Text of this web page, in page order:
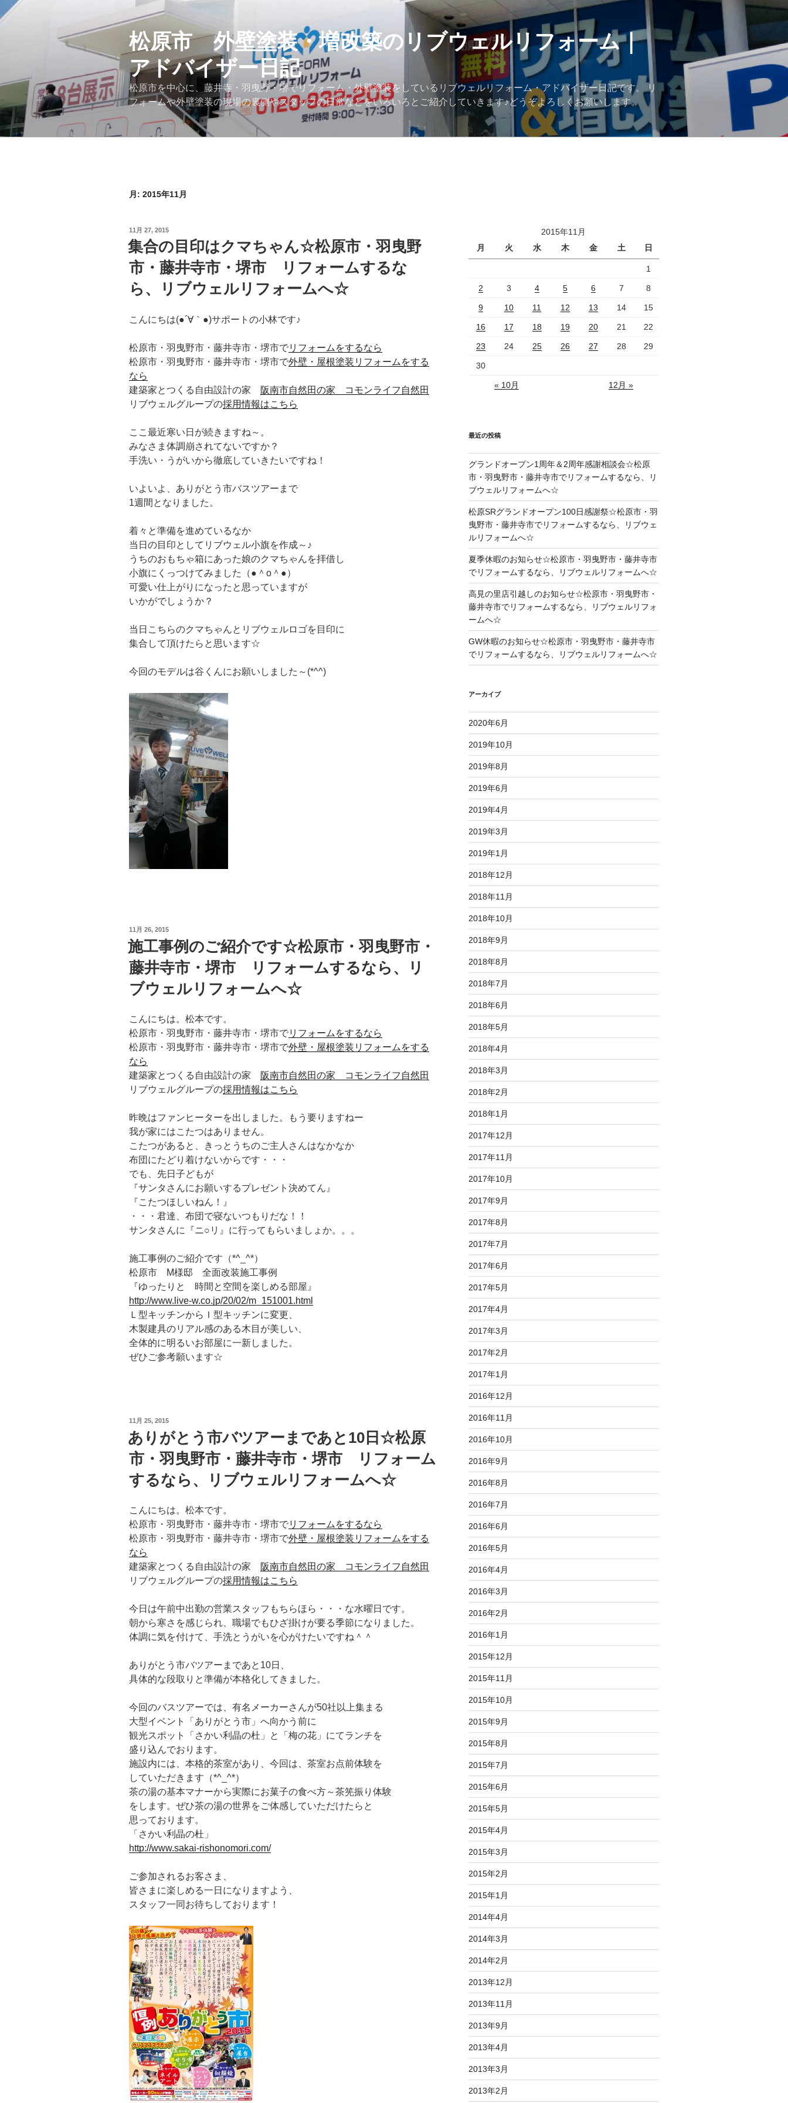
ン
キ
プ
松原市 外壁塗装・増改築のリブウェルリフォーム｜
アドバイザー日記
松原市を中心に、藤井寺・羽曳野・堺でリフォーム・外壁塗装をしているリブウェルリフォーム・アドバイザー日記です。 リ
フォームや外壁塗装の現場の裏側やスタッフの日常などをいろいろとご紹介していきます♪どうぞよろしくお願いします。
月: 2015年11月
投
稿
日:
11月 27, 2015
集合の目印はクマちゃん☆松原市・羽曳野
市・藤井寺市・堺市 リフォームするな
ら、リブウェルリフォームへ☆
こんにちは(●´∀｀●)サポートの小林です♪
松原市・羽曳野市・藤井寺市・堺市でリフォームをするなら
松原市・羽曳野市・藤井寺市・堺市で外壁・屋根塗装リフォームをする
なら
建築家とつくる自由設計の家
阪南市自然田の家 コモンライフ自然田
リブウェルグループの採用情報はこちら
ここ最近寒い日が続きますね～。
みなさま体調崩されてないですか？
手洗い・うがいから徹底していきたいですね！
いよいよ、ありがとう市バスツアーまで
1週間となりました。
着々と準備を進めているなか
当日の目印としてリブウェル小旗を作成～♪
うちのおもちゃ箱にあった娘のクマちゃんを拝借し
小旗にくっつけてみました（●＾o＾●）
可愛い仕上がりになったと思っていますが
いかがでしょうか？
当日こちらのクマちゃんとリブウェルロゴを目印に
集合して頂けたらと思います☆
今回のモデルは谷くんにお願いしました～(*^^)
投
稿
日:
11月 26, 2015
施工事例のご紹介です☆松原市・羽曳野市・
藤井寺市・堺市 リフォームするなら、リ
ブウェルリフォームへ☆
こんにちは。松本です。
松原市・羽曳野市・藤井寺市・堺市でリフォームをするなら
松原市・羽曳野市・藤井寺市・堺市で外壁・屋根塗装リフォームをする
なら
建築家とつくる自由設計の家
阪南市自然田の家 コモンライフ自然田
リブウェルグループの採用情報はこちら
昨晩はファンヒーターを出しました。もう要りますねー
我が家にはこたつはありません。
こたつがあると、きっとうちのご主人さんはなかなか
布団にたどり着けないからです・・・
でも、先日子どもが
『サンタさんにお願いするプレゼント決めてん』
『こたつほしいねん！』
・・・君達、布団で寝ないつもりだな！！
サンタさんに『ニ○リ』に行ってもらいましょか。。。
施工事例のご紹介です（*^_^*）
松原市 M様邸 全面改装施工事例
『ゆったりと 時間と空間を楽しめる部屋』
http://www.live-w.co.jp/20/02/m_151001.html
Ｌ型キッチンからＩ型キッチンに変更、
木製建具のリアル感のある木目が美しい、
全体的に明るいお部屋に一新しました。
ぜひご参考願います☆
投
稿
日:
11月 25, 2015
ありがとう市バツアーまであと10日☆松原
市・羽曳野市・藤井寺市・堺市 リフォーム
するなら、リブウェルリフォームへ☆
こんにちは。松本です。
松原市・羽曳野市・藤井寺市・堺市でリフォームをするなら
松原市・羽曳野市・藤井寺市・堺市で外壁・屋根塗装リフォームをする
なら
建築家とつくる自由設計の家
阪南市自然田の家 コモンライフ自然田
リブウェルグループの採用情報はこちら
今日は午前中出勤の営業スタッフもちらほら・・・な水曜日です。
朝から寒さを感じられ、職場でもひざ掛けが要る季節になりました。
体調に気を付けて、手洗とうがいを心がけたいですね＾＾
ありがとう市バツアーまであと10日、
具体的な段取りと準備が本格化してきました。
今回のバスツアーでは、有名メーカーさんが50社以上集まる
大型イベント「ありがとう市」へ向かう前に
観光スポット「さかい利晶の杜」と「梅の花」にてランチを
盛り込んでおります。
施設内には、本格的茶室があり、今回は、茶室お点前体験を
していただきます（*^_^*）
茶の湯の基本マナーから実際にお菓子の食べ方～茶筅振り体験
をします。ぜひ茶の湯の世界をご体感していただけたらと
思っております。
「さかい利晶の杜」
http://www.sakai-rishonomori.com/
ご参加されるお客さま、
皆さまに楽しめる一日になりますよう、
スタッフ一同お待ちしております！
2015年11月
月
火 水 木 金 土 日
1
2 3 4 5 6 7 8
9 10 11 12 13 14 15
16 17 18 19 20 21 22
23 24 25 26 27 28 29
30
« 10月 12月 »
最近の投稿
グランドオープン1周年＆2周年感謝相談会☆松原
市・羽曳野市・藤井寺市でリフォームするなら、リ
ブウェルリフォームへ☆
松原SRグランドオープン100日感謝祭☆松原市・羽
曳野市・藤井寺市でリフォームするなら、リブウェ
ルリフォームへ☆
夏季休暇のお知らせ☆松原市・羽曳野市・藤井寺市
でリフォームするなら、リブウェルリフォームへ☆
高見の里店引越しのお知らせ☆松原市・羽曳野市・
藤井寺市でリフォームするなら、リブウェルリフォ
ームへ☆
GW休暇のお知らせ☆松原市・羽曳野市・藤井寺市
でリフォームするなら、リブウェルリフォームへ☆
アーカイブ
2020年6月
2019年10月
2019年8月
2019年6月
2019年4月
2019年3月
2019年1月
2018年12月
2018年11月
2018年10月
2018年9月
2018年8月
2018年7月
2018年6月
2018年5月
2018年4月
2018年3月
2018年2月
2018年1月
2017年12月
2017年11月
2017年10月
2017年9月
2017年8月
2017年7月
2017年6月
2017年5月
2017年4月
2017年3月
2017年2月
2017年1月
2016年12月
2016年11月
2016年10月
2016年9月
2016年8月
2016年7月
2016年6月
2016年5月
2016年4月
2016年3月
2016年2月
2016年1月
2015年12月
2015年11月
2015年10月
2015年9月
2015年8月
2015年7月
2015年6月
2015年5月
2015年4月
2015年3月
2015年2月
2015年1月
2014年4月
2014年3月
2014年2月
2013年12月
2013年11月
2013年9月
2013年4月
2013年3月
2013年2月